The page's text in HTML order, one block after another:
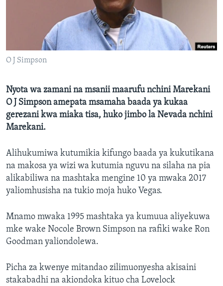
O J Simpson
Nyota wa zamani na msanii maarufu nchini Marekani
O J Simpson amepata msamaha baada ya kukaa
gerezani kwa miaka tisa, huko jimbo la Nevada nchini
Marekani.
Alihukumiwa kutumikia kifungo baada ya kukutikana
na makosa ya wizi wa kutumia nguvu na silaha na pia
alikabiliwa na mashtaka mengine 10 ya mwaka 2017
yaliomhusisha na tukio moja huko Vegas.
Mnamo mwaka 1995 mashtaka ya kumuua aliyekuwa
mke wake Nocole Brown Simpson na rafiki wake Ron
Goodman yaliondolewa.
Picha za kwenye mitandao zilimuonyesha akisaini
stakabadhi na akiondoka kituo cha Lovelock